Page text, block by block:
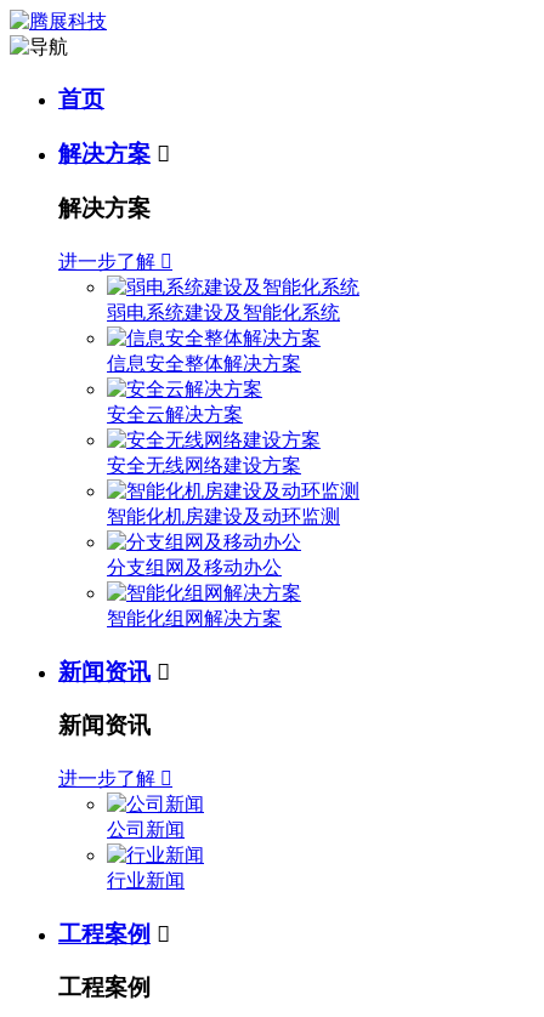
首页
解决方案 
解决方案
进一步了解 
弱电系统建设及智能化系统
信息安全整体解决方案
安全云解决方案
安全无线网络建设方案
智能化机房建设及动环监测
分支组网及移动办公
智能化组网解决方案
新闻资讯 
新闻资讯
进一步了解 
公司新闻
行业新闻
工程案例 
工程案例